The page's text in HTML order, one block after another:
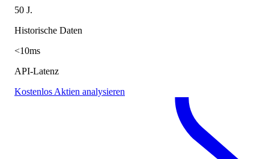
50 J.
Historische Daten
<10ms
API-Latenz
Kostenlos Aktien analysieren